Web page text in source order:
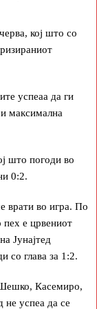
кој што со
успеаа да ги
максимална
што погоди во
0:2.
врати во игра. По
пех е црвениот
Јунајтед
со глава за 1:2.
Касемиро,
не успеа да се